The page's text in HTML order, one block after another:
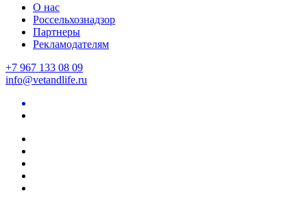
О нас
Россельхознадзор
Партнеры
Рекламодателям
+7 967 133 08 09
info@vetandlife.ru